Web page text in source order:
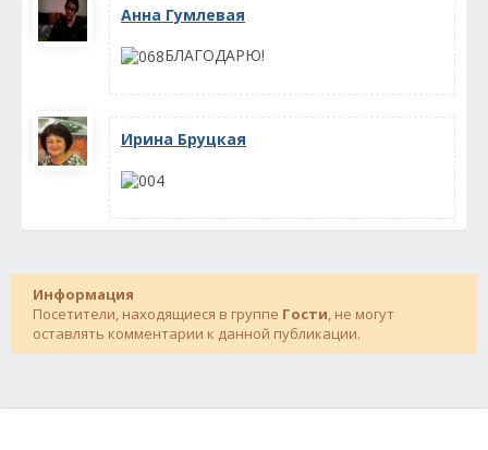
Анна Гумлевая
БЛАГОДАРЮ!
Ирина Бруцкая
Информация
Посетители, находящиеся в группе Гости, не могут
оставлять комментарии к данной публикации.